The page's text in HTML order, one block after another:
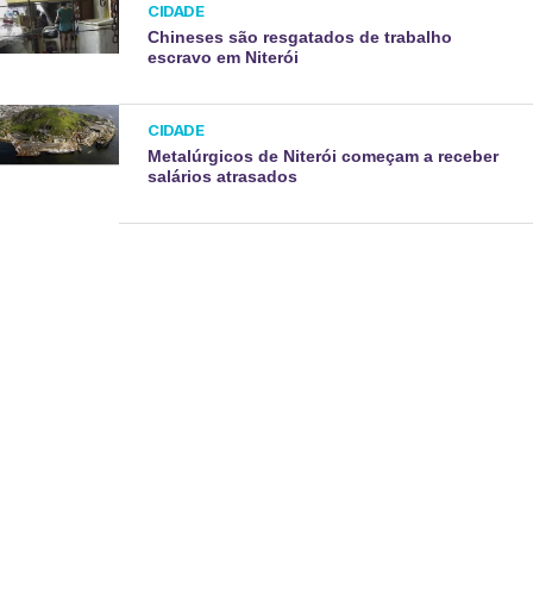
CIDADE
Chineses são resgatados de trabalho
escravo em Niterói
CIDADE
Metalúrgicos de Niterói começam a receber
salários atrasados